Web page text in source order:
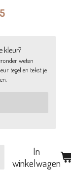
kleur?
weten
tegel en tekst je
In
winkelwagen